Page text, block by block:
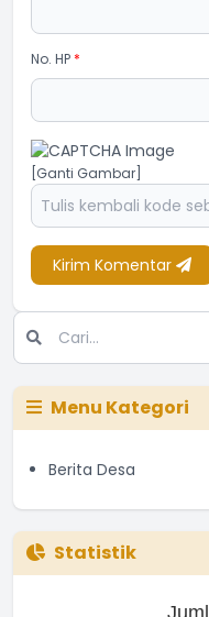
No. HP *
[Ganti Gambar]
Kirim Komentar
Menu Kategori
Berita Desa
Statistik